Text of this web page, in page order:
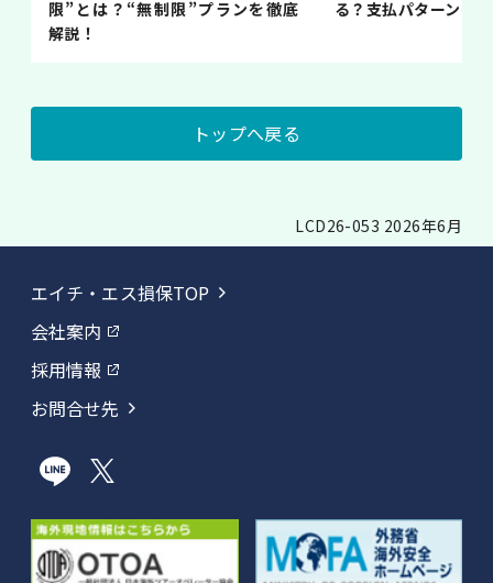
限”とは？“無制限”プランを徹底
解説！
る？支払パターンを
トップへ戻る
LCD26-053 2026年6月
エイチ・エス損保TOP
会社案内
採用情報
お問合せ先